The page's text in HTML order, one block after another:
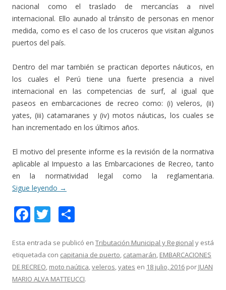
nacional como el traslado de mercancías a nivel
internacional. Ello aunado al tránsito de personas en menor
medida, como es el caso de los cruceros que visitan algunos
puertos del país.
Dentro del mar también se practican deportes náuticos, en
los cuales el Perú tiene una fuerte presencia a nivel
internacional en las competencias de surf, al igual que
paseos en embarcaciones de recreo como: (i) veleros, (ii)
yates, (iii) catamaranes y (iv) motos náuticas, los cuales se
han incrementado en los últimos años.
El motivo del presente informe es la revisión de la normativa
aplicable al Impuesto a las Embarcaciones de Recreo, tanto
en la normatividad legal como la reglamentaria.
Sigue leyendo →
F
e
b
o
T
itt
er
m
p
ar
Esta entrada se publicó en Tributación Municipal y Regional y está
etiquetada con capitania de puerto, catamarán, EMBARCACIONES
DE RECREO, moto naútica,veleros,yates en 18 julio, 2016 por JUAN
MARIO ALVA MATTEUCCI.